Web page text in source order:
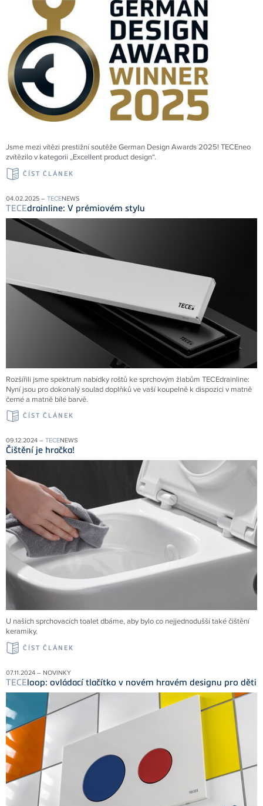
Jsme mezi vítězi prestižní soutěže German Design Awards 2025! TECEneo
zvítězilo v kategorii „Excellent product design“.
ČÍST ČLÁNEK
04.02.2025 – TECENEWS
TECEdrainline: V prémiovém stylu
Rozšířili jsme spektrum nabídky roštů ke sprchovým žlabům TECEdrainline:
Nyní jsou pro dokonalý soulad doplňků ve vaší koupelně k dispozici v matně
černé a matně bílé barvě.
ČÍST ČLÁNEK
09.12.2024 – TECENEWS
Čištění je hračka!
U našich sprchovacích toalet dbáme, aby bylo co nejjednodušší také čištění
keramiky.
ČÍST ČLÁNEK
07.11.2024 – NOVINKY
TECEloop: ovládací tlačítko v novém hravém designu pro děti